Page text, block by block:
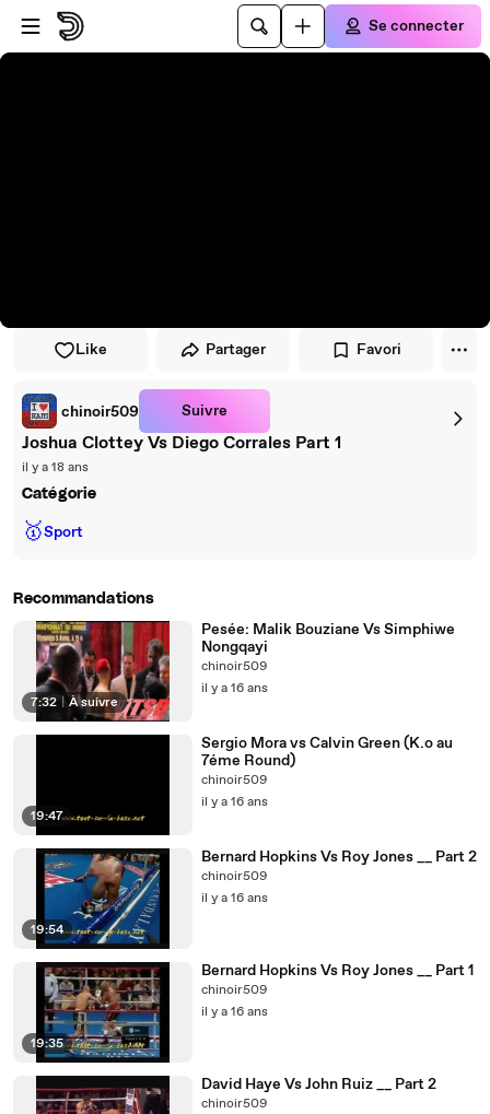
Passer au player
Passer au contenu principal
Se connecter
Like Partager Favori
chinoir509 Suivre
Joshua Clottey Vs Diego Corrales Part 1
il y a 18 ans
Catégorie
🥇Sport
Recommandations
7:32 À suivre
Pesée: Malik Bouziane Vs Simphiwe
Nongqayi
chinoir509
il y a 16 ans
19:47
Sergio Mora vs Calvin Green (K.o au
7éme Round)
chinoir509
il y a 16 ans
19:54
Bernard Hopkins Vs Roy Jones __ Part 2
chinoir509
il y a 16 ans
19:35
Bernard Hopkins Vs Roy Jones __ Part 1
chinoir509
il y a 16 ans
David Haye Vs John Ruiz __ Part 2
chinoir509